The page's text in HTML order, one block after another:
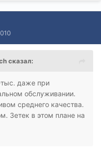
сказал:
даже при
обслуживании.
среднего качества.
Зетек в этом плане на